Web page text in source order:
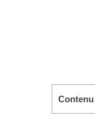
Contenu